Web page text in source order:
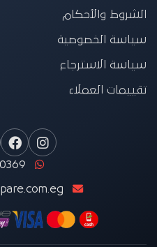
الشروط والأحكام
سياسة الخصوصية
سياسة الاسترجاع
تقييمات العملاء